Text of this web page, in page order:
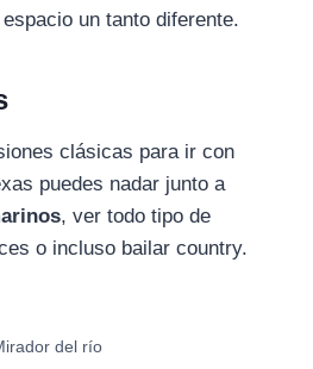
un tanto diferente.
clásicas para ir con
puedes nadar junto a
, ver todo tipo de
o incluso bailar country.
del río